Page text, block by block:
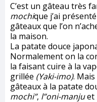
C’est un gâteau très
mochique j’ai
gâteaux que l’on
la maison.
La patate douce
Normalement on la
la faisant cuire à la
grillée (Yaki-imo).
gâteaux à la patate
mochi”, l”oni-manjuet